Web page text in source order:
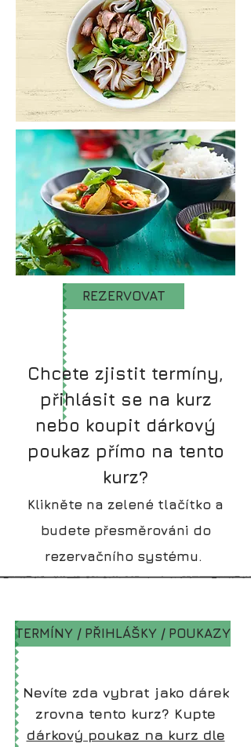
REZERVOVAT
Chcete zjistit termíny,
přihlásit se na kurz
nebo koupit dárkový
poukaz přímo na tento
kurz?
Klikněte na zelené tlačítko a
budete přesměrováni do
rezervačního systému.
TERMÍNY / PŘIHLÁŠKY / POUKAZY
Nevíte zda vybrat jako dárek
zrovna tento kurz? Kupte
dárkový poukaz na kurz dle